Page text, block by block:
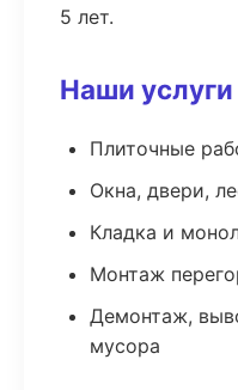
5 лет.
Наши услуги
Плиточные
Окна, двери,
Кладка и
Монтаж
Демонтаж,
мусора